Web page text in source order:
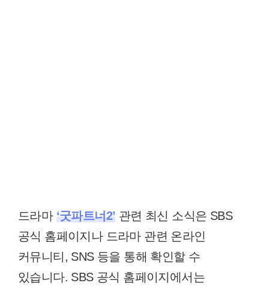
드라마 ‘굿파트너2’ 관련 최신 소식은 SBS
공식 홈페이지나 드라마 관련 온라인
커뮤니티, SNS 등을 통해 확인할 수
있습니다. SBS 공식 홈페이지에서는